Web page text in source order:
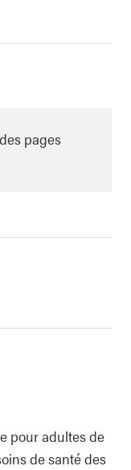
pages
pour adultes de
de santé des